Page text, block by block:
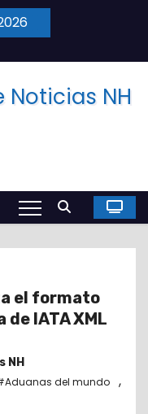
el formato
IATA XML
NH
del mundo ,